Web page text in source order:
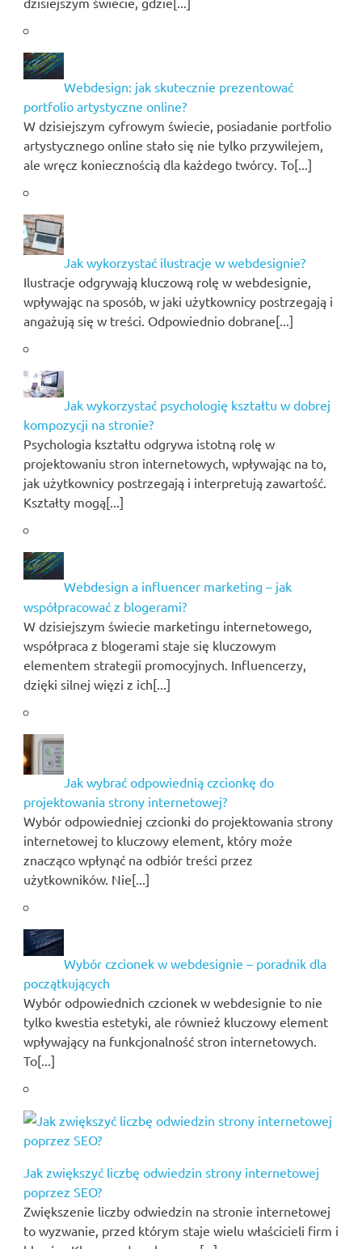
Webdesign: jak skutecznie prezentować
portfolio artystyczne online?
W dzisiejszym cyfrowym świecie, posiadanie portfolio
artystycznego online stało się nie tylko przywilejem,
ale wręcz koniecznością dla każdego twórcy. To[...]
Jak wykorzystać ilustracje w webdesignie?
Ilustracje odgrywają kluczową rolę w webdesignie,
wpływając na sposób, w jaki użytkownicy postrzegają i
angażują się w treści. Odpowiednio dobrane[...]
Jak wykorzystać psychologię kształtu w dobrej
kompozycji na stronie?
Psychologia kształtu odgrywa istotną rolę w
projektowaniu stron internetowych, wpływając na to,
jak użytkownicy postrzegają i interpretują zawartość.
Kształty mogą[...]
Webdesign a influencer marketing – jak
współpracować z blogerami?
W dzisiejszym świecie marketingu internetowego,
współpraca z blogerami staje się kluczowym
elementem strategii promocyjnych. Influencerzy,
dzięki silnej więzi z ich[...]
Jak wybrać odpowiednią czcionkę do
projektowania strony internetowej?
Wybór odpowiedniej czcionki do projektowania strony
internetowej to kluczowy element, który może
znacząco wpłynąć na odbiór treści przez
użytkowników. Nie[...]
Wybór czcionek w webdesignie – poradnik dla
początkujących
Wybór odpowiednich czcionek w webdesignie to nie
tylko kwestia estetyki, ale również kluczowy element
wpływający na funkcjonalność stron internetowych.
To[...]
Jak zwiększyć liczbę odwiedzin strony internetowej
poprzez SEO?
Zwiększenie liczby odwiedzin na stronie internetowej
to wyzwanie, przed którym staje wielu właścicieli firm i